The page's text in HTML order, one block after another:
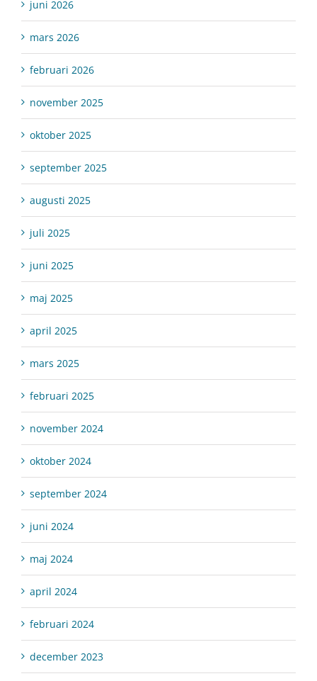
juni 2026
mars 2026
februari 2026
november 2025
oktober 2025
september 2025
augusti 2025
juli 2025
juni 2025
maj 2025
april 2025
mars 2025
februari 2025
november 2024
oktober 2024
september 2024
juni 2024
maj 2024
april 2024
februari 2024
december 2023